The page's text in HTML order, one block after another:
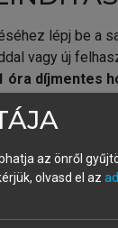
lépj be a
vagy új
óra díjmentes
vagy hozz létre
próbaidőszak
az önről
olvasd el az